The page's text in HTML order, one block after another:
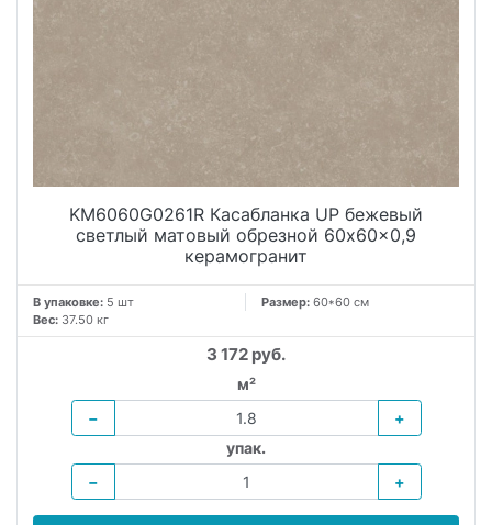
KM6060G0261R Касабланка UP бежевый
светлый матовый обрезной 60x60x0,9
керамогранит
В упаковке: 5 шт Размер: 60*60 см
Вес: 37.50 кг
3 172 руб.
м²
−
+
упак.
−
+